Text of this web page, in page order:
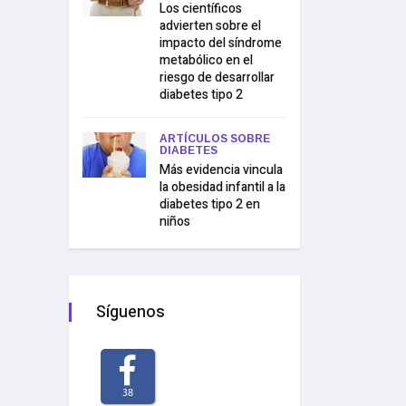
Los científicos
advierten sobre el
impacto del síndrome
metabólico en el
riesgo de desarrollar
diabetes tipo 2
ARTÍCULOS SOBRE
DIABETES
Más evidencia vincula
la obesidad infantil a la
diabetes tipo 2 en
niños
Síguenos
38